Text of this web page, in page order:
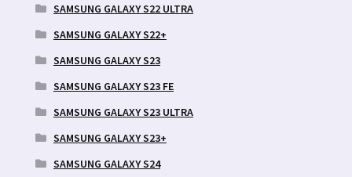
SAMSUNG GALAXY S22 ULTRA
SAMSUNG GALAXY S22+
SAMSUNG GALAXY S23
SAMSUNG GALAXY S23 FE
SAMSUNG GALAXY S23 ULTRA
SAMSUNG GALAXY S23+
SAMSUNG GALAXY S24